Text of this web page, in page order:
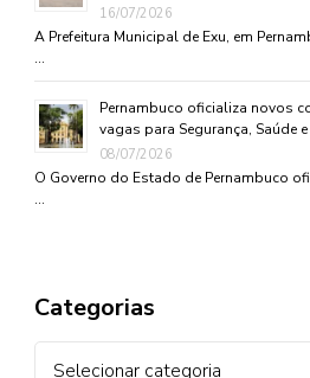
16/07/2026
A Prefeitura Municipal de Exu, em
…
Pernambuco oficializa novos
vagas para Segurança, Saúde e
08/07/2026
O Governo do Estado de Pernambuco
…
Categorias